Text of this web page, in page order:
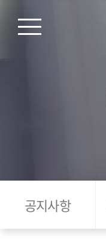
공지사항